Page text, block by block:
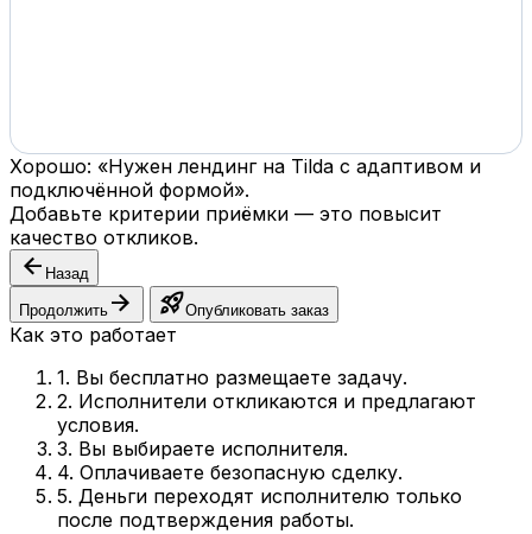
Хорошо: «Нужен лендинг на Tilda с адаптивом и
подключённой формой».
Добавьте критерии приёмки — это повысит
качество откликов.
arrow_back Назад
Продолжить arrow_forward rocket_launchОпубликовать заказ
Как это работает
1. Вы бесплатно размещаете задачу.
2. Исполнители откликаются и предлагают
условия.
3. Вы выбираете исполнителя.
4. Оплачиваете безопасную сделку.
5. Деньги переходят исполнителю только
после подтверждения работы.